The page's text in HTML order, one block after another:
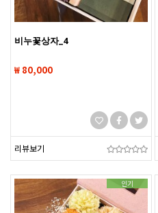
비누꽃상자_4
₩ 80,000
리뷰보기
인기